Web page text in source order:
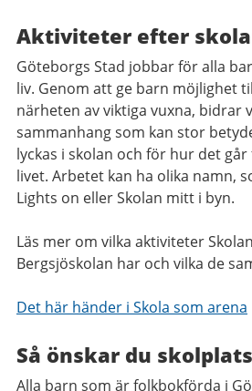
Aktiviteter efter
Göteborgs Stad jobbar för alla
liv. Genom att ge barn möjlighet
närheten av viktiga vuxna, bidrar
sammanhang som kan stor
lyckas i skolan och för hur det
livet. Arbetet kan ha olika namn,
Lights on eller Skolan mitt i byn.
Läs mer om vilka aktiviteter
Bergsjöskolan har och vilka de
Det här händer i Skola som arena
Så önskar du skolplats
Alla barn som är folkbokförda i